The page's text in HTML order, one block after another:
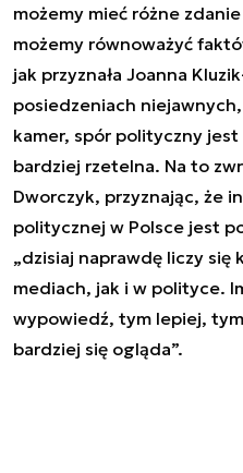
możemy mieć różne
możemy równoważyć
jak przyznała Joanna
posiedzeniach
kamer, spór polityczny jest
bardziej rzetelna. Na to
Dworczyk, przyznając, że
politycznej w Polsce jest
„dzisiaj naprawdę liczy się
mediach, jak i w polityce.
wypowiedź, tym lepiej,
bardziej się ogląda”.